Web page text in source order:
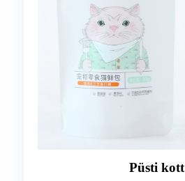
Püsti kott